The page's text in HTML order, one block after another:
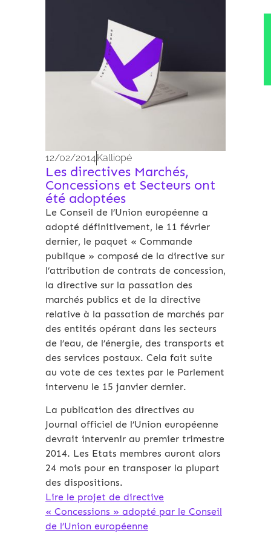
12/02/2014Kalliopé
Les directives Marchés,
Concessions et Secteurs ont
été adoptées
Le Conseil de l’Union européenne a
adopté définitivement, le 11 février
dernier, le paquet « Commande
publique » composé de la directive sur
l’attribution de contrats de concession,
la directive sur la passation des
marchés publics et de la directive
relative à la passation de marchés par
des entités opérant dans les secteurs
de l’eau, de l’énergie, des transports et
des services postaux. Cela fait suite
au vote de ces textes par le Parlement
intervenu le 15 janvier dernier.
La publication des directives au
Journal officiel de l’Union européenne
devrait intervenir au premier trimestre
2014. Les Etats membres auront alors
24 mois pour en transposer la plupart
des dispositions.
Lire le projet de directive
« Concessions » adopté par le Conseil
de l’Union européenne